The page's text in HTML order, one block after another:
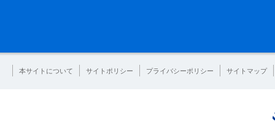
本サイトについて サイトポリシー プライバシーポリシー サイトマップ